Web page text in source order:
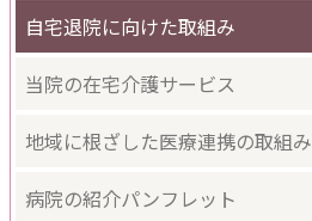
自宅退院に向けた取組み
当院の在宅介護サービス
地域に根ざした医療連携の取組み
病院の紹介パンフレット